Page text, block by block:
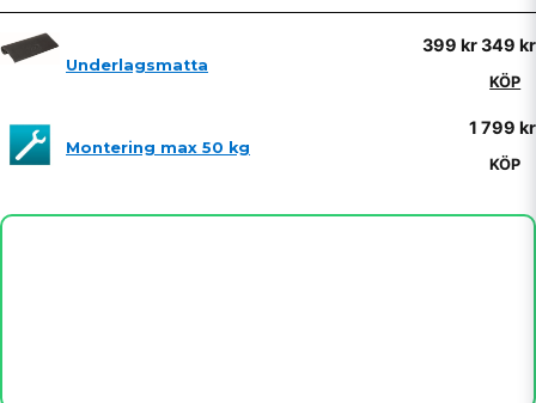
nameNamn
email
Mejladress
Underlagsmatta
399 kr349 kr
KÖP
Montering max 50 kg
1 799 kr
KÖP